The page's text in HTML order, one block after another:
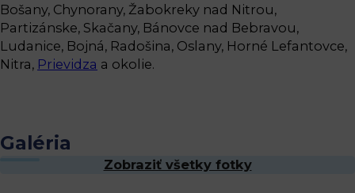
Bošany, Chynorany, Žabokreky nad Nitrou,
Partizánske, Skačany, Bánovce nad Bebravou,
Ludanice, Bojná, Radošina, Oslany, Horné Lefantovce,
Nitra, Prievidza a okolie.
Galéria
Zobraziť všetky fotky